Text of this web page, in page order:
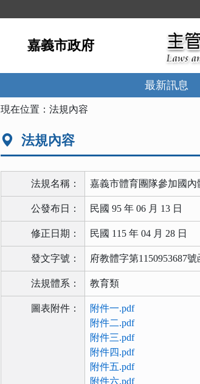
嘉義市政府
最新訊息
現在位置：法規內容
法規內容
法規名稱： 嘉義市體育團隊參加國
公發布日： 民國 95 年 06 月 13 日
修正日期： 民國 115 年 04 月 28 日
發文字號： 府教體字第1150953687號
法規體系： 教育類
圖表附件：
附件一.pdf
附件二.pdf
附件三.pdf
附件四.pdf
附件五.pdf
附件六.pdf